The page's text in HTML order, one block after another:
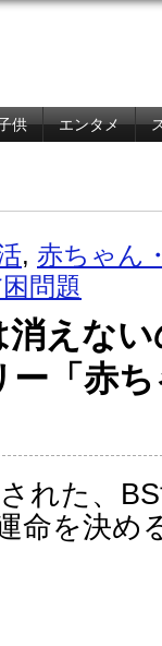
供 エンタメ
, 赤ちゃん
問題
えな
「赤
れた、
命を決め